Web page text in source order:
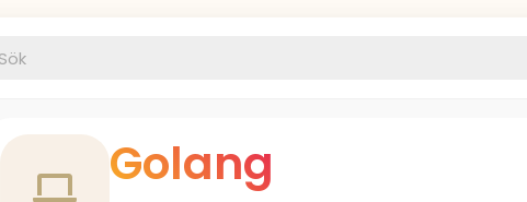
Golang